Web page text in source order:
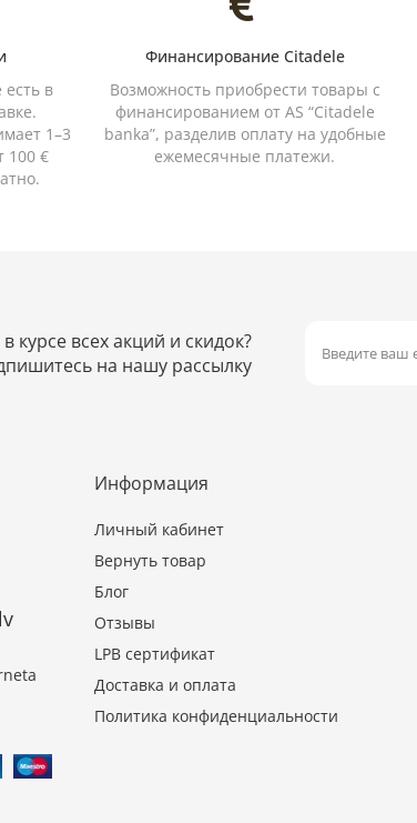
в
1–3
100 €
Финансирование Citadele
Возможность приобрести товары с
финансированием от AS “Citadele
banka”, разделив оплату на удобные
ежемесячные платежи.
курсе всех акций и скидок?
на нашу рассылку
Информация
Личный кабинет
Вернуть товар
Блог
Отзывы
LPB сертификат
Доставка и оплата
Политика конфиденциальности